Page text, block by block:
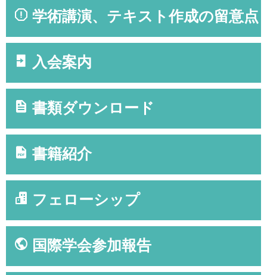
学術講演、テキスト作成の留意点
入会案内
書類ダウンロード
書籍紹介
フェローシップ
国際学会参加報告